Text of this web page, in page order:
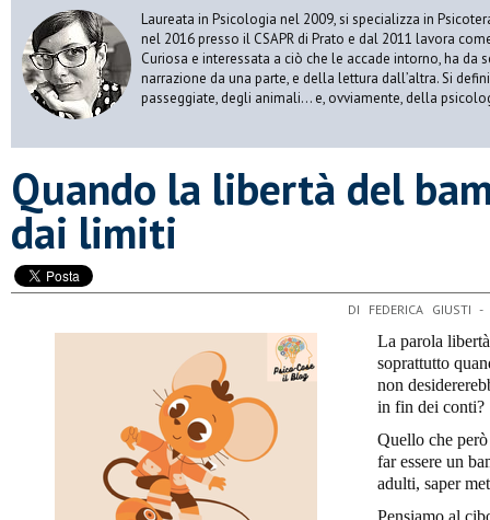
Laureata in Psicologia nel 2009, si specializza in
nel 2016 presso il CSAPR di Prato e dal 2011 lavora
Curiosa e interessata a ciò che le accade intorno, ha da
narrazione da una parte, e della lettura dall’altra. Si
passeggiate, degli animali… e, ovviamente, della
​Quando la libertà del
dai limiti
DI FEDERICA GIUSTI
La parola
soprattutto
non
in fin dei conti?
Quello che
far essere un
adulti, saper
Pensiamo al